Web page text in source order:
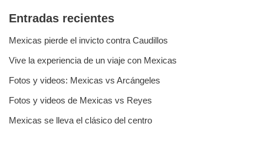
Entradas recientes
Mexicas pierde el invicto contra Caudillos
Vive la experiencia de un viaje con Mexicas
Fotos y videos: Mexicas vs Arcángeles
Fotos y videos de Mexicas vs Reyes
Mexicas se lleva el clásico del centro